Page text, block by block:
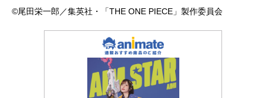
©尾田栄一郎／集英社・「THE ONE PIECE」製作委員会